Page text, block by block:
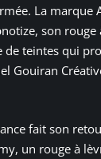
La marque
son rouge
de teintes qui
Gouiran
fait son
un rouge à